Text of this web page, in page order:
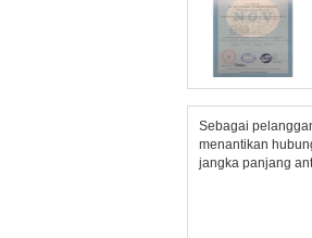
Sebagai
menantikan
jangka panjang